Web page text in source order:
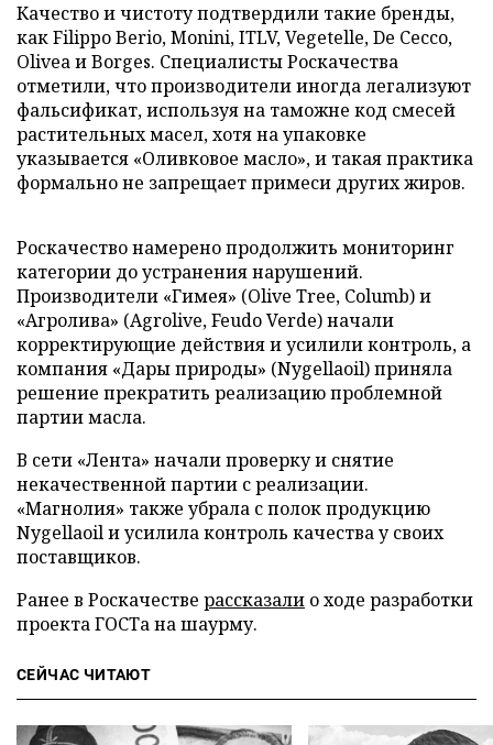
Качество и чистоту подтвердили такие бренды,
как Filippo Berio, Monini, ITLV, Vegetelle, De Cecco,
Olivea и Borges. Специалисты Роскачества
отметили, что производители иногда легализуют
фальсификат, используя на таможне код смесей
растительных масел, хотя на упаковке
указывается «Оливковое масло», и такая практика
формально не запрещает примеси других жиров.
Роскачество намерено продолжить мониторинг
категории до устранения нарушений.
Производители «Гимея» (Olive Tree, Columb) и
«Агролива» (Agrolive, Feudo Verde) начали
корректирующие действия и усилили контроль, а
компания «Дары природы» (Nygellaoil) приняла
решение прекратить реализацию проблемной
партии масла.
В сети «Лента» начали проверку и снятие
некачественной партии с реализации.
«Магнолия» также убрала с полок продукцию
Nygellaoil и усилила контроль качества у своих
поставщиков.
Ранее в Роскачестве рассказали о ходе разработки
проекта ГОСТа на шаурму.
СЕЙЧАС ЧИТАЮТ